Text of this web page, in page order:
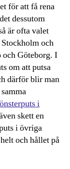
för att få rena
dessutom
är ofta valet
och
och Göteborg. I
om att putsa
därför blir man
i
skett en
i övriga
och hållet på